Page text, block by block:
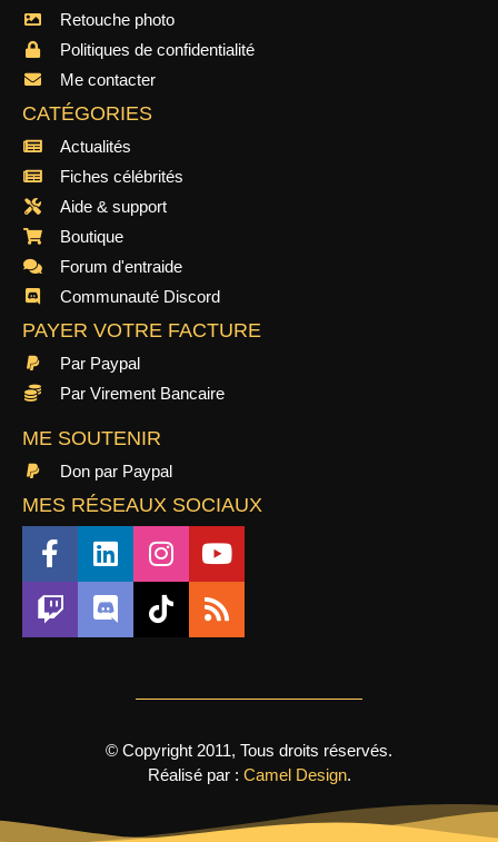
Retouche photo
Politiques de confidentialité
Me contacter
CATÉGORIES
Actualités
Fiches célébrités
Aide & support
Boutique
Forum d'entraide
Communauté Discord
PAYER VOTRE FACTURE
Par Paypal
Par Virement Bancaire
ME SOUTENIR
Don par Paypal
MES RÉSEAUX SOCIAUX
© Copyright 2011, Tous droits réservés.
Réalisé par : Camel Design.